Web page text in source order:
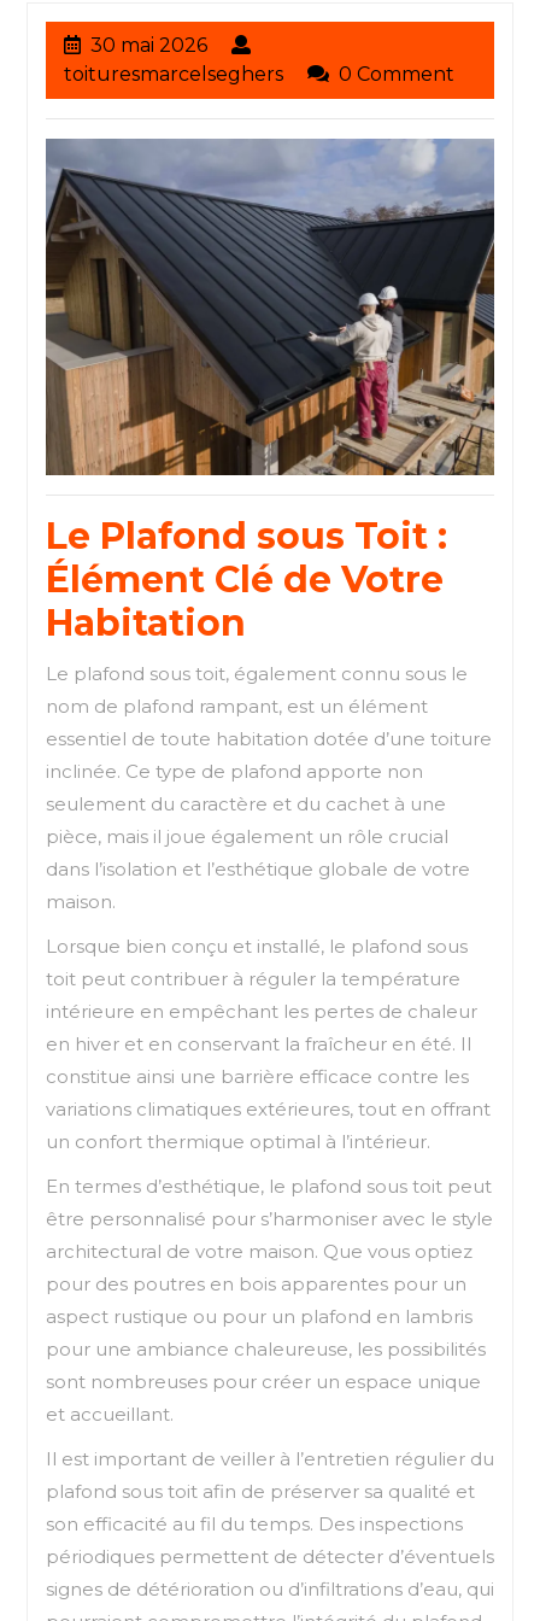
30 mai 202630
mai
2026
toituresmarcelsegherstoituresmarcelseghers
0 Comment
Le Plafond sous Toit :
Élément Clé de Votre
Habitation
Le plafond sous toit, également connu sous le
nom de plafond rampant, est un élément
essentiel de toute habitation dotée d’une toiture
inclinée. Ce type de plafond apporte non
seulement du caractère et du cachet à une
pièce, mais il joue également un rôle crucial
dans l’isolation et l’esthétique globale de votre
maison.
Lorsque bien conçu et installé, le plafond sous
toit peut contribuer à réguler la température
intérieure en empêchant les pertes de chaleur
en hiver et en conservant la fraîcheur en été. Il
constitue ainsi une barrière efficace contre les
variations climatiques extérieures, tout en offrant
un confort thermique optimal à l’intérieur.
En termes d’esthétique, le plafond sous toit peut
être personnalisé pour s’harmoniser avec le style
architectural de votre maison. Que vous optiez
pour des poutres en bois apparentes pour un
aspect rustique ou pour un plafond en lambris
pour une ambiance chaleureuse, les possibilités
sont nombreuses pour créer un espace unique
et accueillant.
Il est important de veiller à l’entretien régulier du
plafond sous toit afin de préserver sa qualité et
son efficacité au fil du temps. Des inspections
périodiques permettent de détecter d’éventuels
signes de détérioration ou d’infiltrations d’eau, qui